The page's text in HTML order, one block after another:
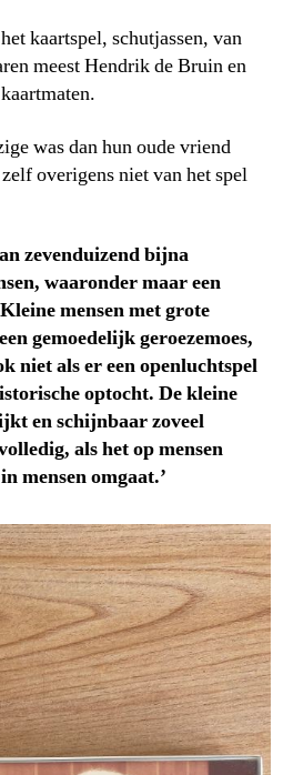
kaartspel, schutjassen, van
meest Hendrik de Bruin en
was dan hun oude vriend
overigens niet van het spel
zevenduizend bijna
waaronder maar een
mensen met grote
gemoedelijk geroezemoes,
niet als er een openluchtspel
optocht. De kleine
en schijnbaar zoveel
als het op mensen
mensen omgaat.’